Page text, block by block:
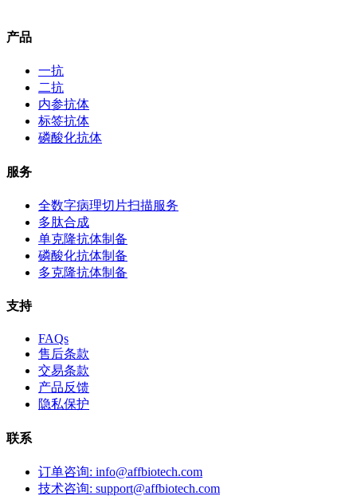
产品
一抗
二抗
内参抗体
标签抗体
磷酸化抗体
服务
全数字病理切片扫描服务
多肽合成
单克隆抗体制备
磷酸化抗体制备
多克隆抗体制备
支持
FAQs
售后条款
交易条款
产品反馈
隐私保护
联系
订单咨询: info@affbiotech.com
技术咨询: support@affbiotech.com